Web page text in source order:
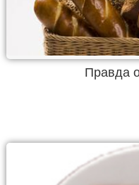
Правда